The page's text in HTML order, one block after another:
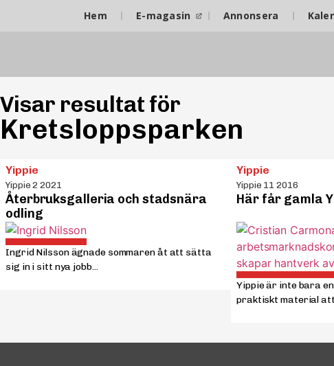
Hem E-magasin Annonsera
Visar resultat för
Kretsloppsparken
Yippie
Yippie 2 2021
Återbruksgalleria och stadsnära
odling
Ingrid Nilsson ägnade sommaren åt att sätta
sig in i sitt nya jobb...
Yippie
Yippie 11 2016
Här får gamla
Yippie är inte bara
praktiskt material